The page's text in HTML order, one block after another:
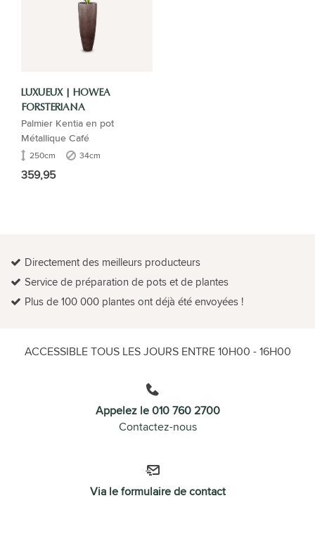
LUXUEUX | HOWEA
FORSTERIANA
Palmier Kentia en pot
Métallique Café
250cm 34cm
359,95
Directement des meilleurs producteurs
Service de préparation de pots et de plantes
Plus de 100 000 plantes ont déjà été envoyées !
ACCESSIBLE TOUS LES JOURS ENTRE 10H00 - 16H00
Appelez le 010 760 2700
Contactez-nous
Via le formulaire de contact